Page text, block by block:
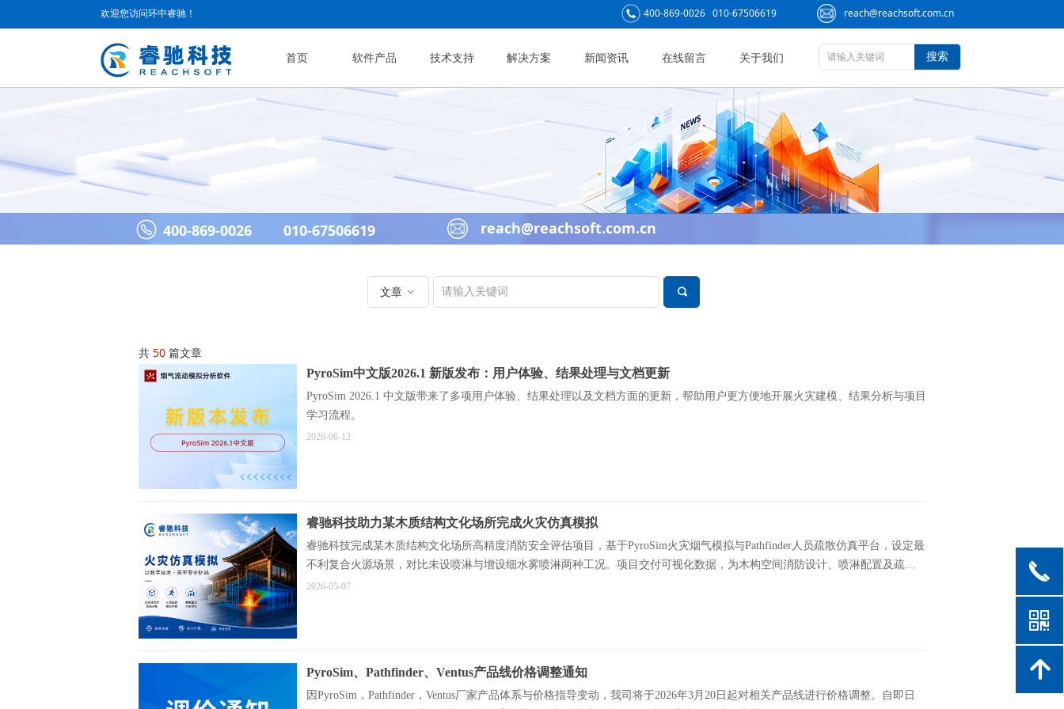
首页 软件产品 技术支持 解决方案 新闻资讯 在线留言 关于我们 搜索
欢迎您访问环中睿驰！ 400-869-0026 010-67506619 reach@reachsoft.com.cn
共 50 篇文章
PyroSim中文版2026.1 新版发布：用户体验、结果处理与文档更新
PyroSim 2026.1 中文版带来了多项用户体验、结果处理以及文档方面的更新，帮助用户更方便地开展火灾建模、结果分析与项目
学习流程。
2026-06-12
睿驰科技助力某木质结构文化场所完成火灾仿真模拟
睿驰科技完成某木质结构文化场所高精度消防安全评估项目，基于PyroSim火灾烟气模拟与Pathfinder人员疏散仿真平台，设定最
不利复合火源场景，对比未设喷淋与增设细水雾喷淋两种工况。项目交付可视化数据，为木构空间消防设计、喷淋配置及疏散
路径优化提供科学决策依据。
2026-05-07
PyroSim、Pathfinder、Ventus产品线价格调整通知
因PyroSim，Pathfinder，Ventus厂家产品体系与价格指导变动，我司将于2026年3月20日起对相关产品线进行价格调整。自即日
끠
文章 ꀁ
400-869-0026 010-67506619 reach@reachsoft.com.cn
끅
낃
녕